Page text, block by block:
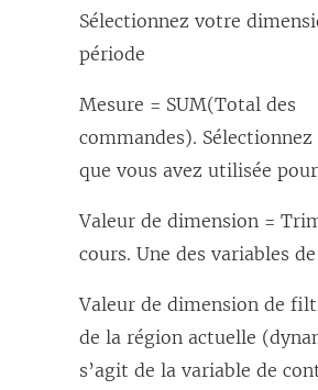
Sélectionnez votre
période
Mesure = SUM(Total des
commandes).
que vous avez utilisée
Valeur de dimension =
cours. Une des variables
Valeur de dimension de
de la région actuelle
s’agit de la variable de